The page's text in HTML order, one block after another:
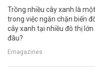
Trồng nhiều cây xanh là
trong việc ngăn chặn biến
cây xanh tại nhiều đô thị
đâu?
Emagazines